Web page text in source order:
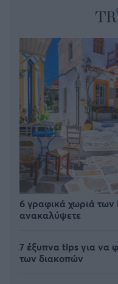
6 γραφικά χωριά των
ανακαλύψετε
7 έξυπνα tips για να
των διακοπών